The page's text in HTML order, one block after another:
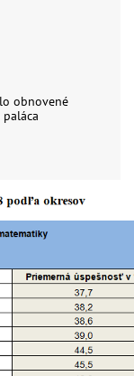
obnovené